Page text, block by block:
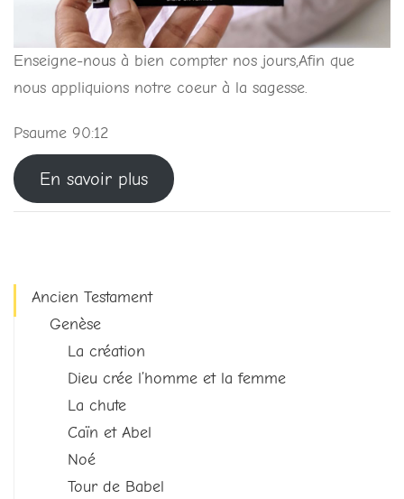
Enseigne-nous à bien compter nos jours,Afin que
nous appliquions notre coeur à la sagesse.
Psaume 90:12
En savoir plus
Ancien Testament
Genèse
La création
Dieu crée l’homme et la femme
La chute
Caïn et Abel
Noé
Tour de Babel